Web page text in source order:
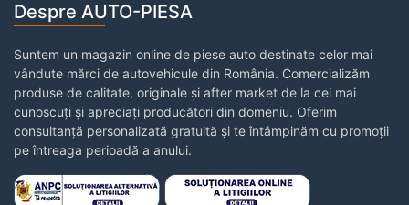
Despre AUTO-PIESA
Suntem un magazin online de piese auto destinate celor mai
vândute mărci de autovehicule din România. Comercializăm
produse de calitate, originale și after market de la cei mai
cunoscuți și apreciați producători din domeniu. Oferim
consultanță personalizată gratuită și te întâmpinăm cu promoții
pe întreaga perioadă a anului.